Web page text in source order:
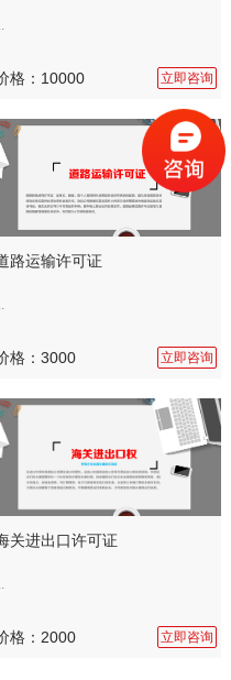
格：10000 立即咨询
路运输许可证
格：3000 立即咨询
关进出口许可证
格：2000 立即咨询